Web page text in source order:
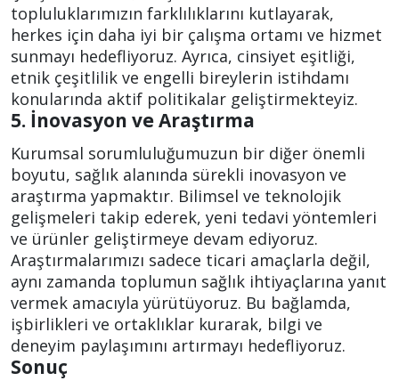
topluluklarımızın farklılıklarını kutlayarak,
herkes için daha iyi bir çalışma ortamı ve hizmet
sunmayı hedefliyoruz. Ayrıca, cinsiyet eşitliği,
etnik çeşitlilik ve engelli bireylerin istihdamı
konularında aktif politikalar geliştirmekteyiz.
5. İnovasyon ve Araştırma
Kurumsal sorumluluğumuzun bir diğer önemli
boyutu, sağlık alanında sürekli inovasyon ve
araştırma yapmaktır. Bilimsel ve teknolojik
gelişmeleri takip ederek, yeni tedavi yöntemleri
ve ürünler geliştirmeye devam ediyoruz.
Araştırmalarımızı sadece ticari amaçlarla değil,
aynı zamanda toplumun sağlık ihtiyaçlarına yanıt
vermek amacıyla yürütüyoruz. Bu bağlamda,
işbirlikleri ve ortaklıklar kurarak, bilgi ve
deneyim paylaşımını artırmayı hedefliyoruz.
Sonuç